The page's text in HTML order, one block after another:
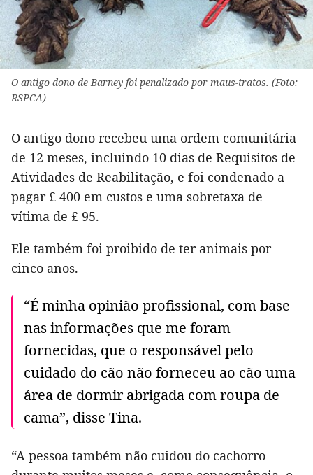
O antigo dono de Barney foi penalizado por maus-tratos. (Foto:
RSPCA)
O antigo dono recebeu uma ordem comunitária
de 12 meses, incluindo 10 dias de Requisitos de
Atividades de Reabilitação, e foi condenado a
pagar £ 400 em custos e uma sobretaxa de
vítima de £ 95.
Ele também foi proibido de ter animais por
cinco anos.
“É minha opinião profissional, com base
nas informações que me foram
fornecidas, que o responsável pelo
cuidado do cão não forneceu ao cão uma
área de dormir abrigada com roupa de
cama”, disse Tina.
“A pessoa também não cuidou do cachorro